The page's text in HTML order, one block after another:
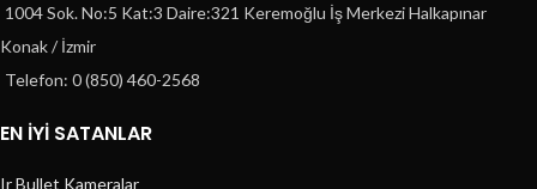
1004 Sok. No:5 Kat:3 Daire:321 Keremoğlu İş Merkezi Halkapınar
Konak / İzmir
Telefon: 0 (850) 460-2568
EN İYİ SATANLAR
Ir Bullet Kameralar